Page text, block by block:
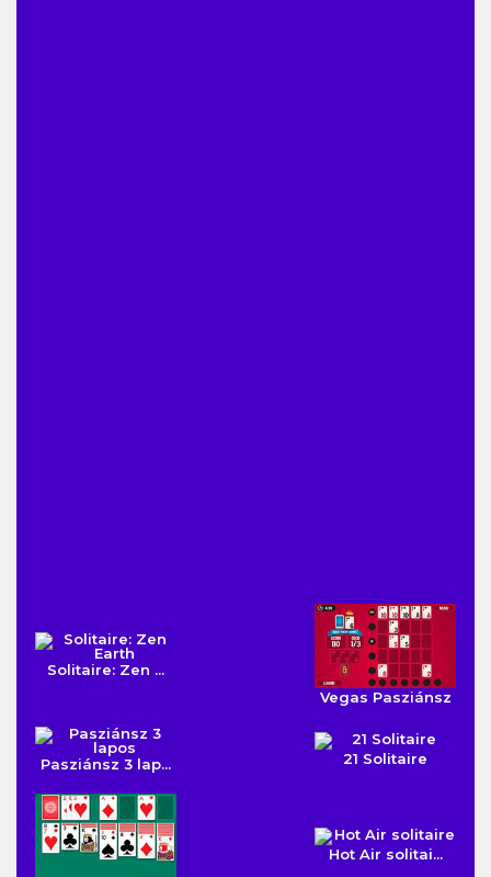
Solitaire: Zen ...
Vegas Pasziánsz
Pasziánsz 3 lap... 21 Solitaire
Hot Air solitai...